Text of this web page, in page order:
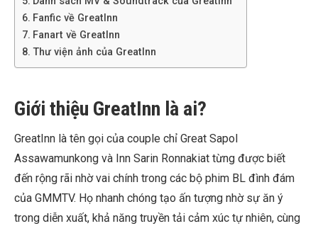
Fanfic về GreatInn
Fanart về GreatInn
Thư viện ảnh của GreatInn
Giới thiệu GreatInn là ai?
GreatInn là tên gọi của couple chỉ Great Sapol
Assawamunkong và Inn Sarin Ronnakiat từng được biết
đến rộng rãi nhờ vai chính trong các bộ phim BL đình đám
của GMMTV. Họ nhanh chóng tạo ấn tượng nhờ sự ăn ý
trong diễn xuất, khả năng truyền tải cảm xúc tự nhiên, cùng